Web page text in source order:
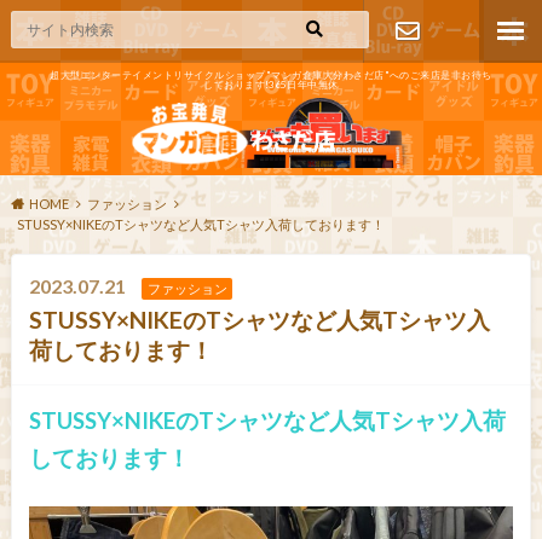
超大型エンターテイメントリサイクルショップ"マンガ倉庫大分わさだ店"へのご来店是非お待ち
しております!365日年中無休
お問い合わ
せ
HOME
ファッション
STUSSY×NIKEのTシャツなど人気Tシャツ入荷しております！
2023.07.21 ファッション
STUSSY×NIKEのTシャツなど人気Tシャツ入
荷しております！
STUSSY×NIKEのTシャツなど人気Tシャツ入荷
しております！